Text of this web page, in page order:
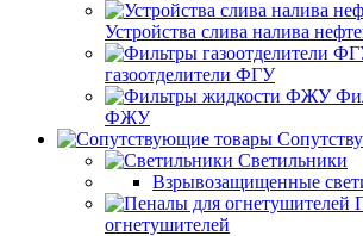
Устройства слива налива
газоотделители ФГУ
ФЖУ
Светильники
Взрывозащищенные
огнетушителей